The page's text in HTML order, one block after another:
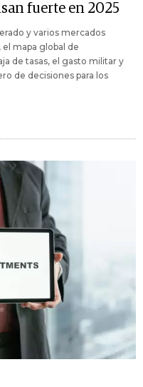
fuerte en 2025
y varios mercados
mapa global de
de tasas, el gasto militar y
de decisiones para los